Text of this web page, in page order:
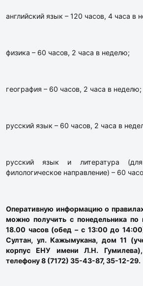
английский язык – 120 часов, 4 часа в
физика – 60 часов, 2 часа в неделю;
география – 60 часов, 2 часа в неделю;
русский язык – 60 часов, 2 часа в
русский язык и литература
филологическое направление) – 60
Оперативную информацию о
можно получить с понедельника
18.00 часов (обед – с 13:00 до
Султан, ул. Кажымукана, дом 11
корпус ЕНУ имени Л.Н.
телефону 8 (7172) 35-43-87, 35-12-29.